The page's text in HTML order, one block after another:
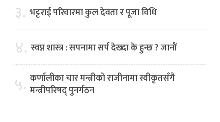
३. भट्टराई परिवारमा कुल देवता र पूजा विधि
४. स्वप्न शास्त्र : सपनामा सर्प देख्दा के हुन्छ ? जानौं
५. कर्णालीका चार मन्त्रीको राजीनामा स्वीकृतसँगै
मन्त्रीपरिषद् पुनर्गठन